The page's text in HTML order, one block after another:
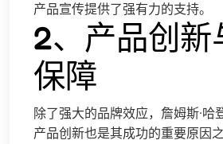
产品宣传提供了强有力的支持。
2、产品创新
保障
除了强大的品牌效应，詹姆斯·哈
产品创新也是其成功的重要原因